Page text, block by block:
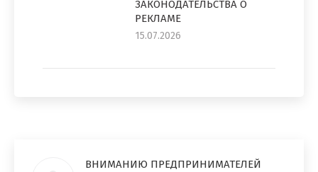
ЗАКОНОДАТЕЛЬСТВА О
РЕКЛАМЕ
15.07.2026
ВНИМАНИЮ ПРЕДПРИНИМАТЕЛЕЙ